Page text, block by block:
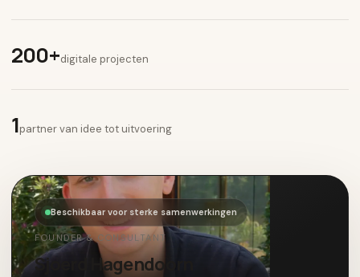
200+digitale projecten
1partner van idee tot uitvoering
Beschikbaar voor sterke samenwerkingen
FOUNDER & CONSULTANT
Sjoerd Hagendoorn